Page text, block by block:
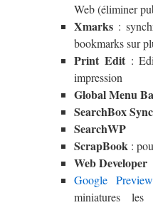
Web (éliminer
Xmarks :
bookmarks sur
Print Edit:
impression
Global Menu
SearchBox Sync
SearchWP
ScrapBook :
Web Developer
Google Preview
miniatures